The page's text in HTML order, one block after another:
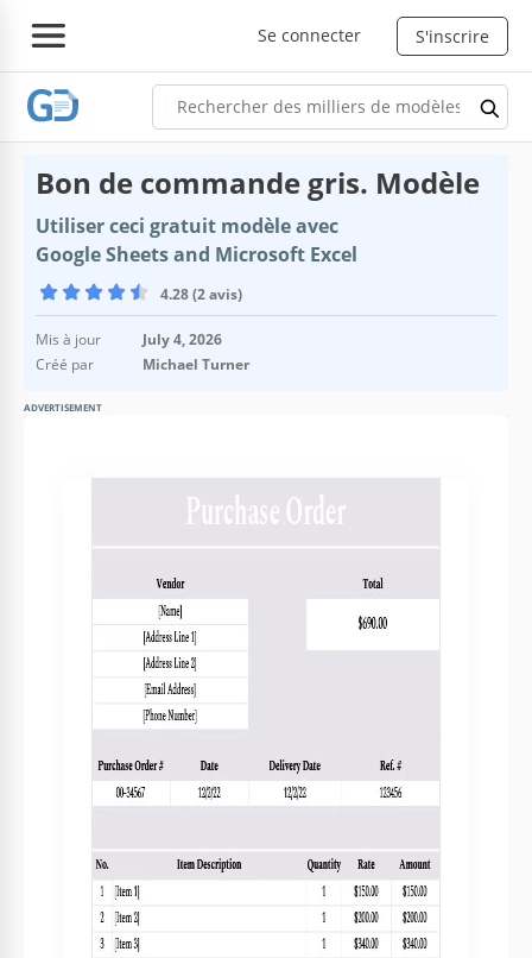
Se connecter S'inscrire
Bon de commande gris. Modèle
Utiliser ceci gratuit modèle avec
Google Sheets and Microsoft Excel
4.28 (2 avis)
Mis à jour
July 4, 2026
Créé par
Michael Turner
ADVERTISEMENT